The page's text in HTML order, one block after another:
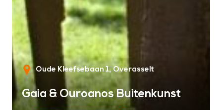
Oude Kleefsebaan 1 Overasselt
Gaia & Ouroanos Buitenkunst